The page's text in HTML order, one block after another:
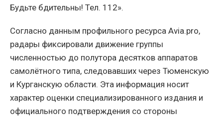
Будьте бдительны! Тел. 112».
Согласно данным профильного ресурса Avia.pro,
радары фиксировали движение группы
численностью до полутора десятков аппаратов
самолётного типа, следовавших через Тюменскую
и Курганскую области. Эта информация носит
характер оценки специализированного издания и
официального подтверждения со стороны